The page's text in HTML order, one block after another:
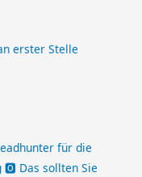
erster Stelle
für die
🅾️ Das sollten Sie